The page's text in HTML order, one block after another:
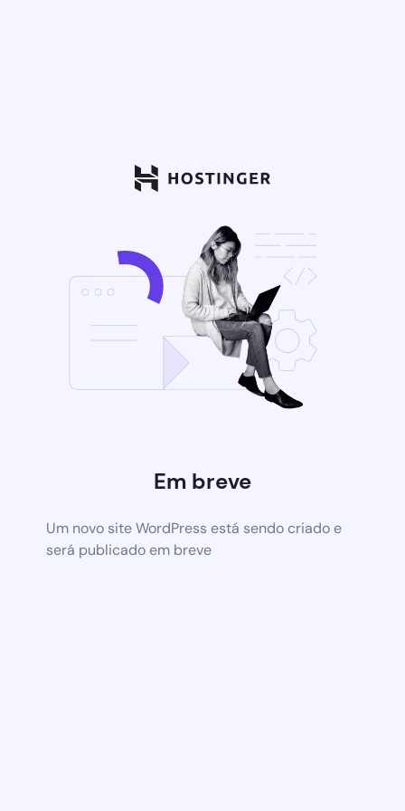
Em breve
Um novo site WordPress está sendo criado e
será publicado em breve